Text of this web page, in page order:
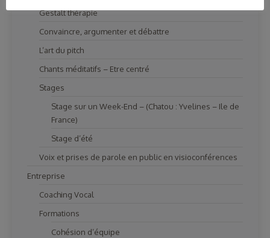
Gestalt thérapie
Convaincre, argumenter et débattre
L’art du pitch
Chants méditatifs – Etre centré
Stages
Stage sur un Week-End – (Chatou : Yvelines – Ile de
France)
Stage d’été
Voix et prises de parole en public en visioconférences
Entreprise
Coaching Vocal
Formations
Cohésion d’équipe